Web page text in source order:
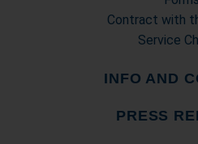
Contract with
Service
INFO AND
PRESS